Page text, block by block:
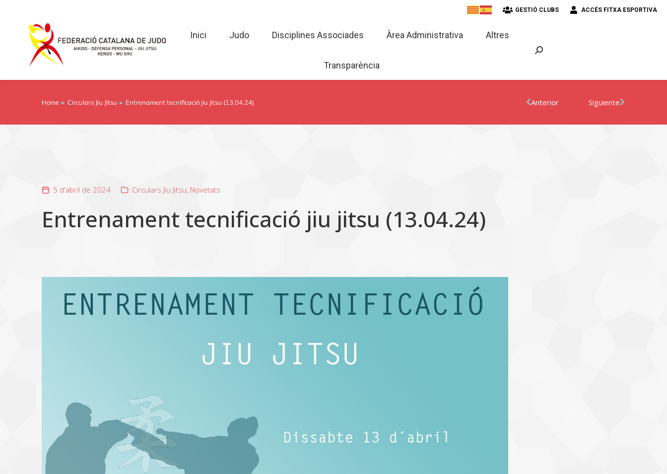
GESTIÓ CLUBS ACCÉS FITXA ESPORTIVA
Inici Judo Disciplines Associades Àrea Administrativa Altres
Transparència
You are here:
Home Circulars Jiu Jitsu Entrenament tecnificació jiu jitsu (13.04.24) Anterior Siguiente
5 d'abril de 2024 Circulars Jiu Jitsu, Novetats
Entrenament tecnificació jiu jitsu (13.04.24)
Àrea Administrativa Altres